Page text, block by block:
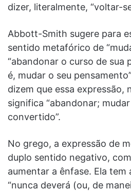
dizer, literalmente, “voltar-
Abbott-Smith sugere para
sentido metafórico de
“abandonar o curso de sua
é, mudar o seu
dizem que essa expressão,
significa “abandonar;
convertido”.
No grego, a expressão de
duplo sentido negativo,
aumentar a ênfase. Ela tem
“nunca deverá (ou, de